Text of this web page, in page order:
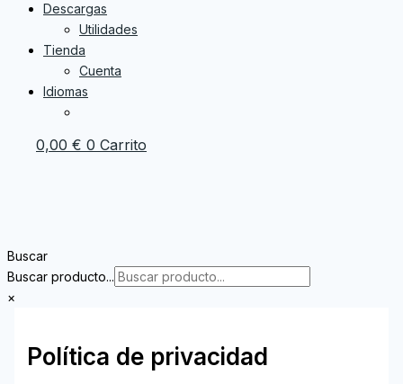
Descargas
Utilidades
Tienda
Cuenta
Idiomas
0,00 € 0 Carrito
Buscar
Buscar producto...
×
Política de privacidad